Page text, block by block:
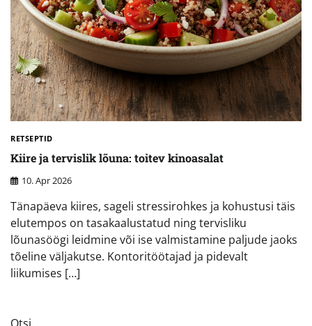
RETSEPTID
Kiire ja tervislik lõuna: toitev kinoasalat
10. Apr 2026
Tänapäeva kiires, sageli stressirohkes ja kohustusi täis
elutempos on tasakaalustatud ning tervisliku
lõunasöögi leidmine või ise valmistamine paljude jaoks
tõeline väljakutse. Kontoritöötajad ja pidevalt
liikumises […]